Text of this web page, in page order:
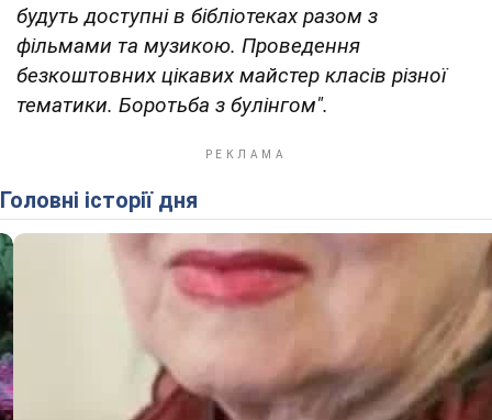
будуть доступні в бібліотеках разом з
фільмами та музикою. Проведення
безкоштовних цікавих майстер класів різної
тематики. Боротьба з булінгом".
Головні історії дня